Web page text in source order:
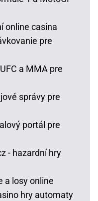
online casina
pre
a MMA pre
správy pre
portál pre
- hazardní hry
a losy online
hry automaty